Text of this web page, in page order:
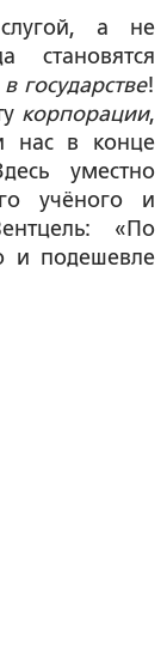
а не
становятся
в государстве!
корпорации,
нас в конце
уместно
учёного и
«По
и подешевле